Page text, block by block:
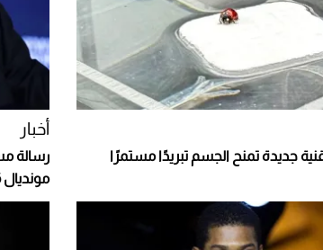
جديدة تمنح الجسم تبريدًا مستمرًا
أخبار
رسالة
مونديال 2026